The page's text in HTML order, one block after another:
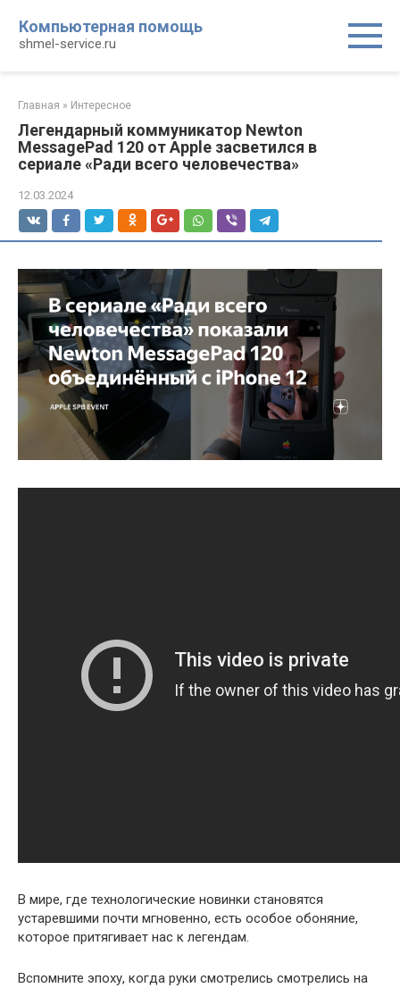
контенту
Компьютерная помощь
shmel-service.ru
Главная » Интересное
Легендарный коммуникатор Newton
MessagePad 120 от Apple засветился в
сериале «Ради всего человечества»
12.03.2024
В мире, где технологические новинки становятся
устаревшими почти мгновенно, есть особое обоняние,
которое притягивает нас к легендам.
Вспомните эпоху, когда руки смотрелись смотрелись на